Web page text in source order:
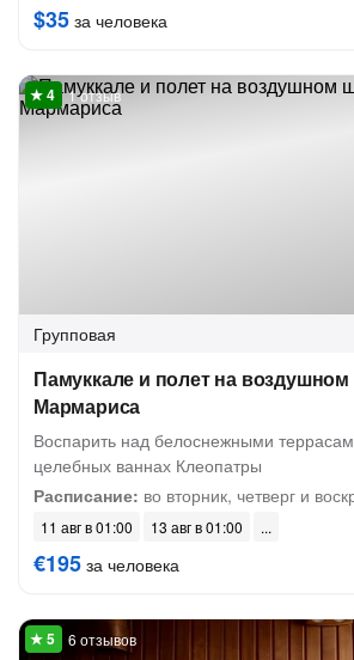
$35 за человека
1 отзыв
Групповая
Памуккале и полет на
Мармариса
Воспарить над белоснежными
целебных ваннах Клеопатры
Расписание: во вторник, четверг и
11 авг в 01:00 13 авг в 01:00
€195 за человека
6 отзывов